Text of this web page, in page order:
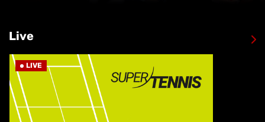
Live
LIVE